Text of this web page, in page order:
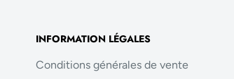
INFORMATION LÉGALES
Conditions générales de vente